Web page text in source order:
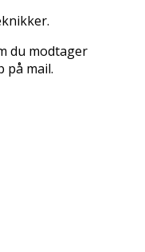
du modtager
mail.